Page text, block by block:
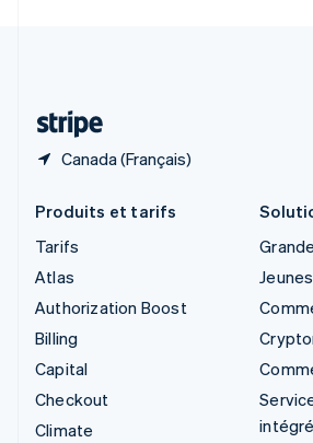
Canada (Français)
Produits et tarifs
Tarifs
Atlas
Authorization Boost
Billing
Capital
Checkout
Climate